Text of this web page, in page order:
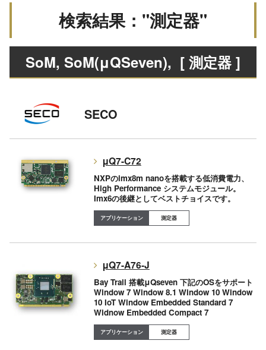
検索結果："測定器"
SoM, SoM(μQSeven), [ 測定器 ]
SECO
μQ7-C72
NXPのimx8m nanoを搭載する低消費電力、
High Performance システムモジュール。
Imx6の後継としてベストチョイスです。
測定器
μQ7-A76-J
Bay Trail 搭載μQseven 下記のOSをサポート
Window 7 Window 8.1 Window 10 Window
10 IoT Window Embedded Standard 7
Widnow Embedded Compact 7
測定器